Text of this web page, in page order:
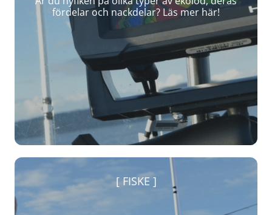
fördelar och nackdelar? Läs mer här!
FISKE